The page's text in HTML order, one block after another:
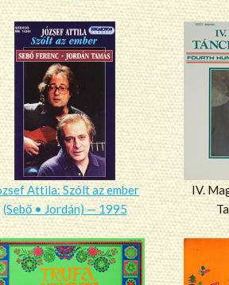
Attila: Szólt az ember
(Sebő • Jordán) — 1995
IV.